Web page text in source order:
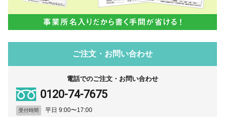
ご注文・お問い合わせ
電話でのご注文・お問い合わせ
0120-74-7675
受付時間 平日 9:00〜17:00